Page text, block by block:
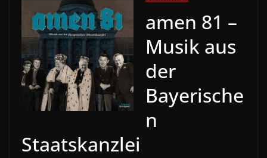
amen 81 –
Musik aus
der
Bayerische
n
Staatskanzlei